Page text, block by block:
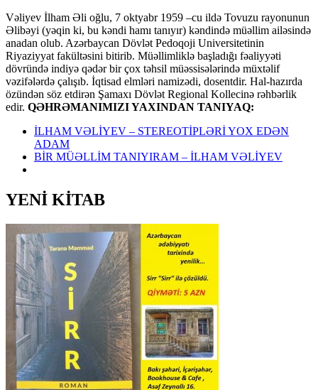
Vəliyev İlham Əli oğlu, 7 oktyabr 1959 –cu ildə Tovuzu rayonunun
Əlibəyi (yəqin ki, bu kəndi hamı tanıyır) kəndində müəllim ailəsində
anadan olub. Azərbaycan Dövlət Pedoqoji Universitetinin
Riyaziyyat fakültəsini bitirib. Müəllimliklə başladığı fəaliyyəti
dövründə indiyə qədər bir çox təhsil müəssisələrində müxtəlif
vəzifələrdə çalışıb. İqtisad elmləri namizədi, dosentdir. Hal-hazırda
özündən söz etdirən Şamaxı Dövlət Regional Kollecinə rəhbərlik
edir. QƏHRƏMANIMIZI YAXINDAN TANIYAQ:
İLHAM VƏLİYEV – STEREOTİPLƏRİ YOX EDƏN
ADAM
BİR MÜƏLLİM TANIYIRAM – İLHAM VƏLİYEV
YENİ KİTAB